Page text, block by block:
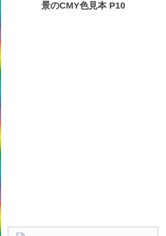
景のCMY色見本 P10